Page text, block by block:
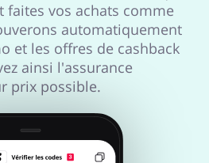
Santé & Beauté
faites vos achats comme
automatiquement
et les offres de cashback
ainsi l'assurance
prix possible.